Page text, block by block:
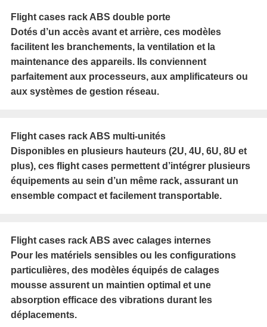
Flight cases rack ABS double porte
Dotés d’un accès avant et arrière, ces modèles
facilitent les branchements, la ventilation et la
maintenance des appareils. Ils conviennent
parfaitement aux processeurs, aux amplificateurs ou
aux systèmes de gestion réseau.
Flight cases rack ABS multi-unités
Disponibles en plusieurs hauteurs (2U, 4U, 6U, 8U et
plus), ces flight cases permettent d’intégrer plusieurs
équipements au sein d’un même rack, assurant un
ensemble compact et facilement transportable.
Flight cases rack ABS avec calages internes
Pour les matériels sensibles ou les configurations
particulières, des modèles équipés de calages
mousse assurent un maintien optimal et une
absorption efficace des vibrations durant les
déplacements.